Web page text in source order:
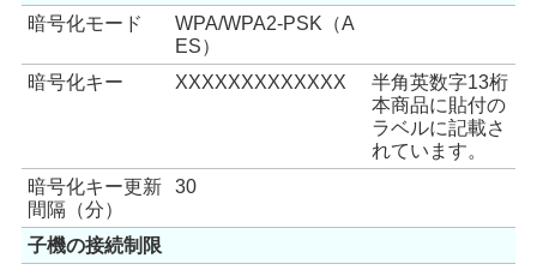
暗号化モード
WPA/WPA2-PSK（A
ES）
暗号化キー
XXXXXXXXXXXXX
半角英数字13桁
本商品に貼付の
ラベルに記載さ
れています。
暗号化キー更新
間隔（分）
30
子機の接続制限